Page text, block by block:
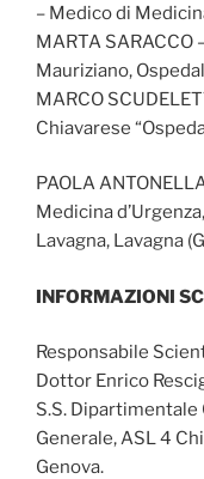
– Medico di
MARTA SARACCO
Mauriziano,
MARCO
Chiavarese
PAOLA
Medicina
Lavagna, Lavagna
INFORMAZIONI
Responsabile
Dottor Enrico
S.S. Dipartimentale
Generale, ASL 4
Genova.